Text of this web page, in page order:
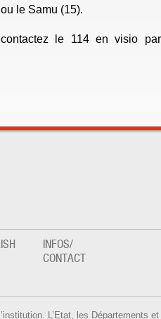
le Samu (15).
le 114 en visio par
INFOS/
CONTACT
L’Etat, les Départements et